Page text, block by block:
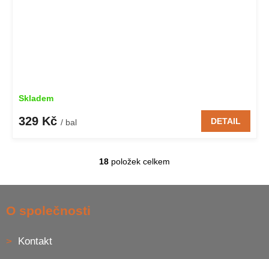
Skladem
329 Kč / bal DETAIL
O
18 položek celkem
O společnosti
Kontakt